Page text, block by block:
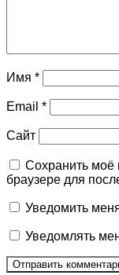
Имя *
Email *
Сайт
Сохранить моё
браузере для
Уведомить
Уведомлять